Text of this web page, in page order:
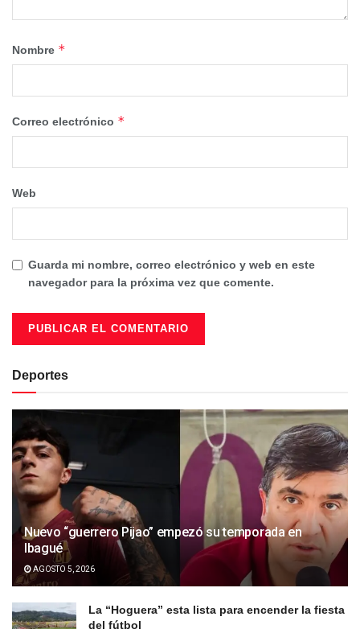
Nombre *
Correo electrónico *
Web
Guarda mi nombre, correo electrónico y web en este
navegador para la próxima vez que comente.
Deportes
Nuevo “guerrero Pijao” empezó su temporada en
Ibagué
AGOSTO 5, 2026
La “Hoguera” esta lista para encender la fiesta
del fútbol